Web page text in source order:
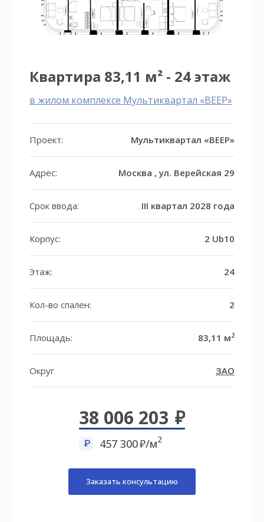
Квартира 83,11 м² - 24 этаж
в жилом комплексе Мультиквартал «ВЕЕР»
Проект: Мультиквартал «ВЕЕР»
Адрес: Москва , ул. Верейская 29
Срок ввода: III квартал 2028 года
Корпус: 2 Ub10
Этаж: 24
Кол-во спален: 2
Площадь: 83,11 м2
Округ ЗАО
38 006 203
457 300 /м2
Заказать консультацию